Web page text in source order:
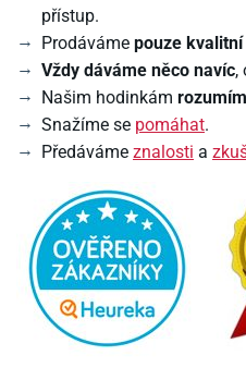
přístup.
Prodáváme pouze
Vždy dáváme něco navíc,
Našim hodinkám
Snažíme se pomáhat.
Předáváme znalosti a